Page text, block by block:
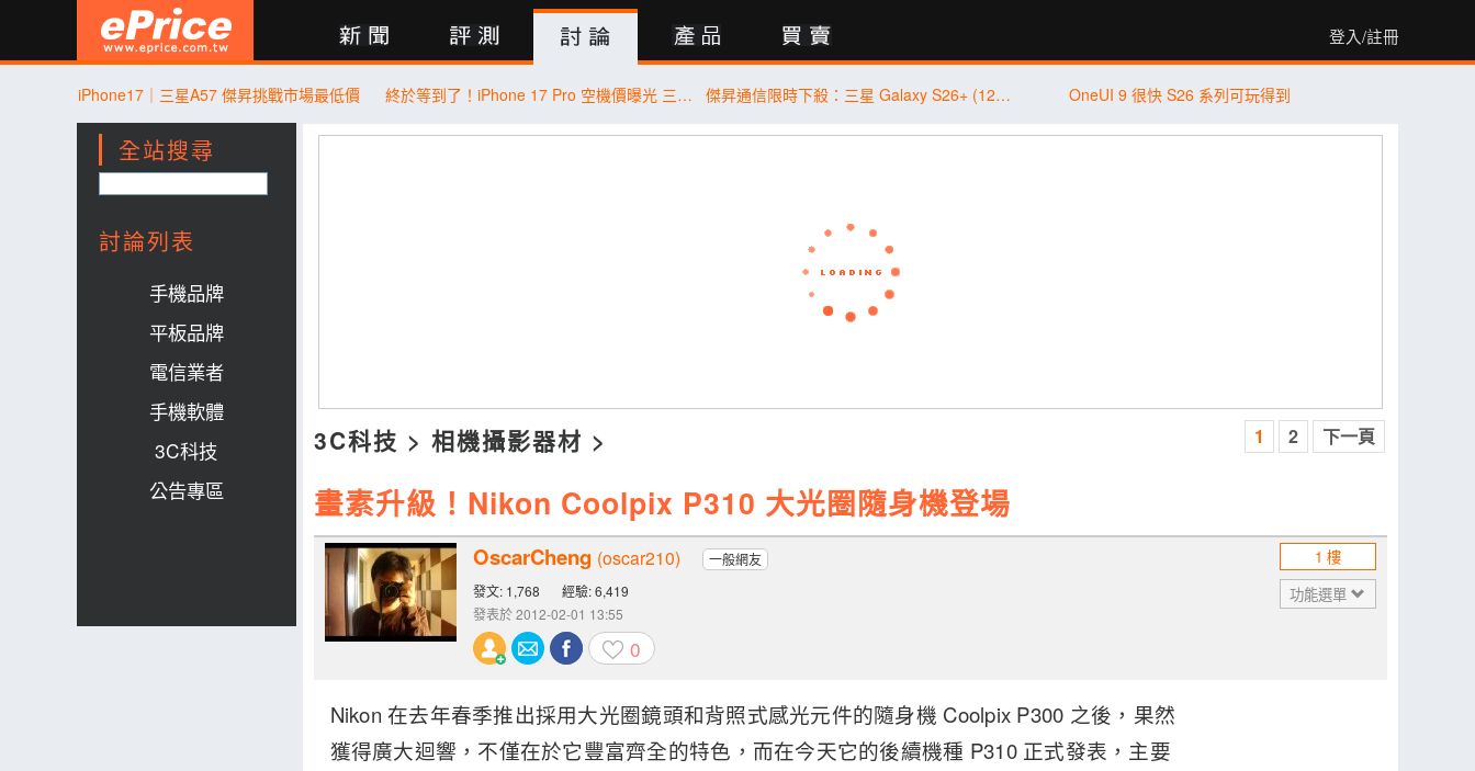
登入/註冊
評測 討論 產品 買賣 商城 登入 行動版
iPhone17｜三星A57 傑昇挑戰市場最低價 終於等到了！iPhone 17 Pro 空機價曝光 三星 Galaxy S26+ 狂降近 8 千 傑昇通信限時下殺：三星 Galaxy S26+ (12G/256G) 只要 $29,990 元！(8/6-8/9) OneUI 9 很快 S26 系列可玩得到
全站搜尋
討論列表
手機品牌
平板品牌
電信業者
手機軟體
3C科技
公告專區
3C科技 > 相機攝影器材 > 1 2 下一頁
畫素升級！Nikon Coolpix P310 大光圈隨身機登場
OscarCheng (oscar210)
一般網友
發文: 1,768
經驗: 6,419
發表於 2012-02-01 13:55
0
1 樓
功能選單
Nikon 在去年春季推出採用大光圈鏡頭和背照式感光元件的隨身機 Coolpix P300 之後，果然
獲得廣大迴響，不僅在於它豐富齊全的特色，而在今天它的後續機種 P310 正式發表，主要